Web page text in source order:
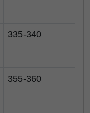
335-340
355-360